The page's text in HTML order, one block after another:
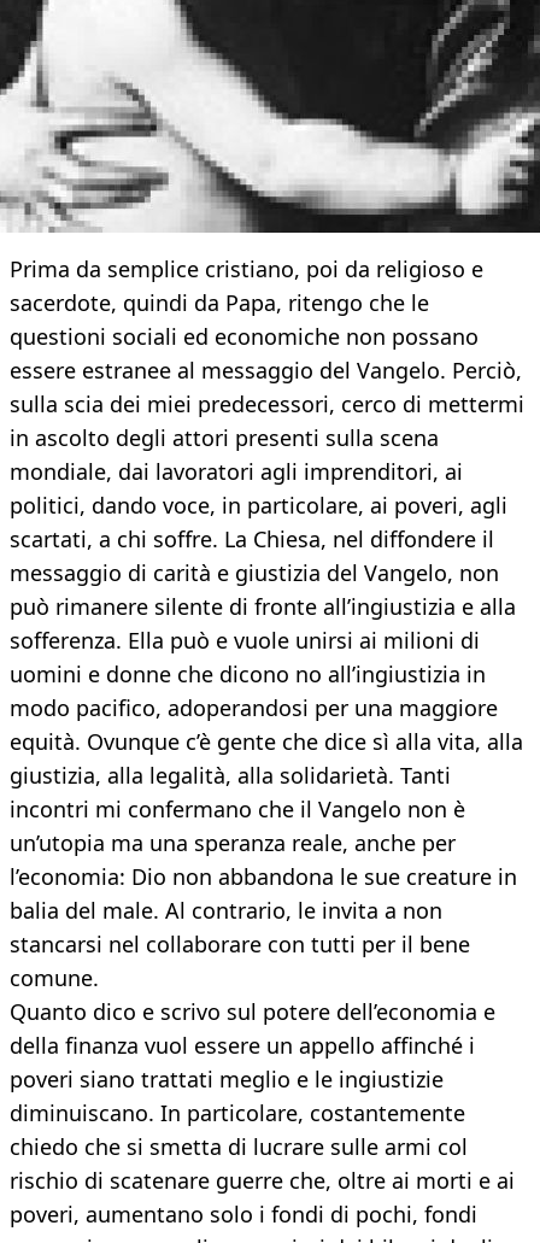
Prima da semplice cristiano, poi da religioso e
sacerdote, quindi da Papa, ritengo che le
questioni sociali ed economiche non possano
essere estranee al messaggio del Vangelo. Perciò,
sulla scia dei miei predecessori, cerco di mettermi
in ascolto degli attori presenti sulla scena
mondiale, dai lavoratori agli imprenditori, ai
politici, dando voce, in particolare, ai poveri, agli
scartati, a chi soffre. La Chiesa, nel diffondere il
messaggio di carità e giustizia del Vangelo, non
può rimanere silente di fronte all’ingiustizia e alla
sofferenza. Ella può e vuole unirsi ai milioni di
uomini e donne che dicono no all’ingiustizia in
modo pacifico, adoperandosi per una maggiore
equità. Ovunque c’è gente che dice sì alla vita, alla
giustizia, alla legalità, alla solidarietà. Tanti
incontri mi confermano che il Vangelo non è
un’utopia ma una speranza reale, anche per
l’economia: Dio non abbandona le sue creature in
balia del male. Al contrario, le invita a non
stancarsi nel collaborare con tutti per il bene
comune.
Quanto dico e scrivo sul potere dell’economia e
della finanza vuol essere un appello affinché i
poveri siano trattati meglio e le ingiustizie
diminuiscano. In particolare, costantemente
chiedo che si smetta di lucrare sulle armi col
rischio di scatenare guerre che, oltre ai morti e ai
poveri, aumentano solo i fondi di pochi, fondi